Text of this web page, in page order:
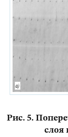
Рис. 5.
слоя